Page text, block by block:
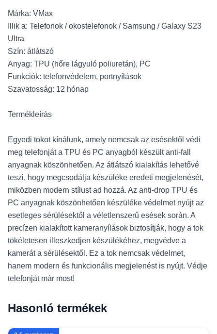
Márka: VMax
Illik a: Telefonok / okostelefonok / Samsung / Galaxy S23
Ultra
Szín: átlátszó
Anyag: TPU (hőre lágyuló poliuretán), PC
Funkciók: telefonvédelem, portnyílások
Szavatosság: 12 hónap
Termékleírás
Egyedi tokot kínálunk, amely nemcsak az esésektől védi
meg telefonját a TPU és PC anyagból készült anti-fall
anyagnak köszönhetően. Az átlátszó kialakítás lehetővé
teszi, hogy megcsodálja készüléke eredeti megjelenését,
miközben modern stílust ad hozzá. Az anti-drop TPU és
PC anyagnak köszönhetően készüléke védelmet nyújt az
esetleges sérülésektől a véletlenszerű esések során. A
precízen kialakított kameranyílások biztosítják, hogy a tok
tökéletesen illeszkedjen készülékéhez, megvédve a
kamerát a sérülésektől. Ez a tok nemcsak védelmet,
hanem modern és funkcionális megjelenést is nyújt. Védje
telefonját már most!
Hasonló termékek